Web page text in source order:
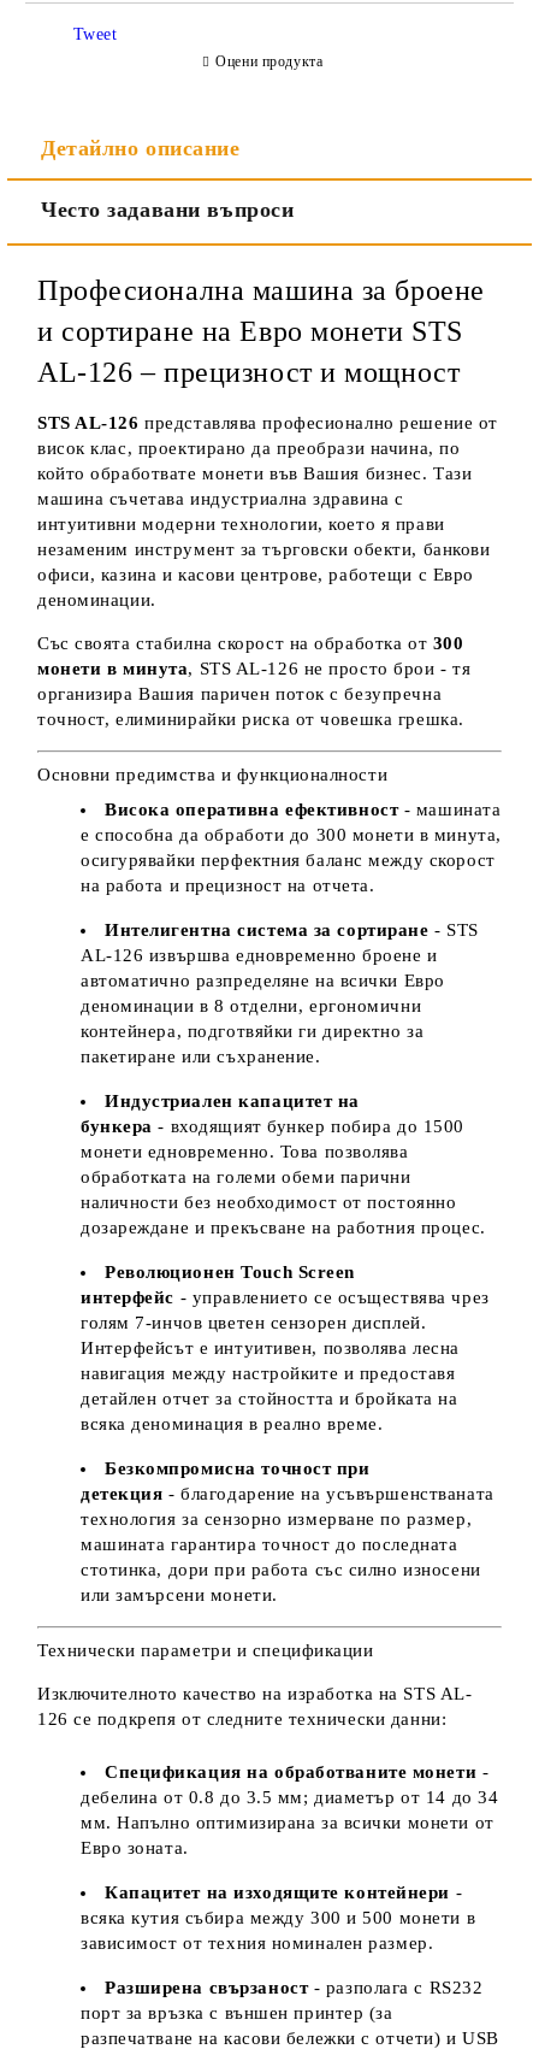
Tweet
Оцени продукта
Детайлно описание
Често задавани въпроси
Професионална машина за броене
и сортиране на Евро монети STS
AL-126 – прецизност и мощност
STS AL-126 представлява професионално решение от
висок клас, проектирано да преобрази начина, по
който обработвате монети във Вашия бизнес. Тази
машина съчетава индустриална здравина с
интуитивни модерни технологии, което я прави
незаменим инструмент за търговски обекти, банкови
офиси, казина и касови центрове, работещи с Евро
деноминации.
Със своята стабилна скорост на обработка от 300
монети в минута, STS AL-126 не просто брои - тя
организира Вашия паричен поток с безупречна
точност, елиминирайки риска от човешка грешка.
Основни предимства и функционалности
Висока оперативна ефективност- машината
е способна да обработи до 300 монети в минута,
осигурявайки перфектния баланс между скорост
на работа и прецизност на отчета.
Интелигентна система за сортиране - STS
AL-126 извършва едновременно броене и
автоматично разпределяне на всички Евро
деноминации в 8 отделни, ергономични
контейнера, подготвяйки ги директно за
пакетиране или съхранение.
Индустриален капацитет на
бункера - входящият бункер побира до 1500
монети едновременно. Това позволява
обработката на големи обеми парични
наличности без необходимост от постоянно
дозареждане и прекъсване на работния процес.
Революционен Touch Screen
интерфейс - управлението се осъществява чрез
голям 7-инчов цветен сензорен дисплей.
Интерфейсът е интуитивен, позволява лесна
навигация между настройките и предоставя
детайлен отчет за стойността и бройката на
всяка деноминация в реално време.
Безкомпромисна точност при
детекция - благодарение на усъвършенстваната
технология за сензорно измерване по размер,
машината гарантира точност до последната
стотинка, дори при работа със силно износени
или замърсени монети.
Технически параметри и спецификации
Изключителното качество на изработка на STS AL-
126 се подкрепя от следните технически данни:
Спецификация на обработваните монети -
дебелина от 0.8 до 3.5 мм; диаметър от 14 до 34
мм. Напълно оптимизирана за всички монети от
Евро зоната.
Капацитет на изходящите контейнери -
всяка кутия събира между 300 и 500 монети в
зависимост от техния номинален размер.
Разширена свързаност- разполага с RS232
порт за връзка с външен принтер (за
разпечатване на касови бележки с отчети) и USB